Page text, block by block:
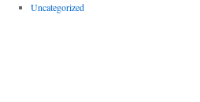
Uncategorized